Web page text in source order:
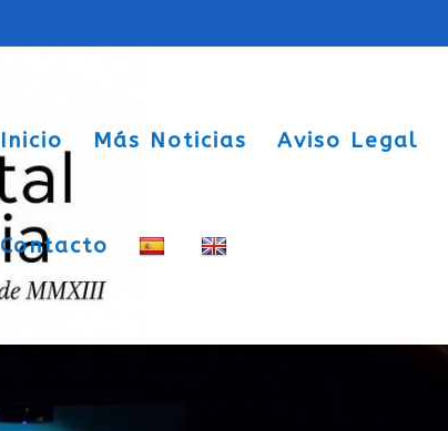
Inicio Más Noticias Aviso Legal
Contacto